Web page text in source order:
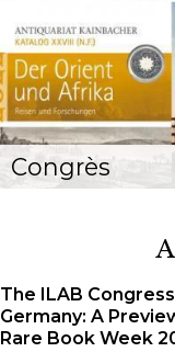
Congrès
The ILAB
Germany: A
Rare Book Week